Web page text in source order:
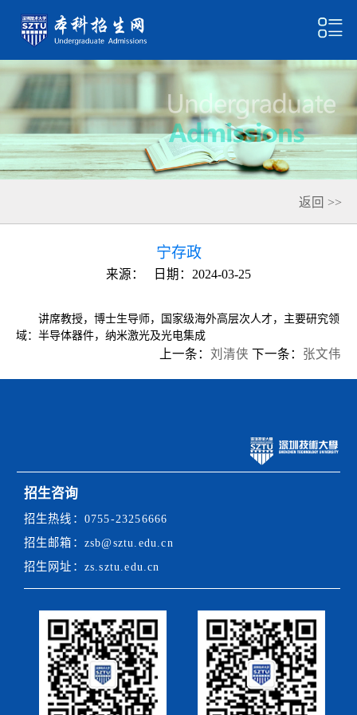
返回 >>
宁存政
来源： 日期：2024-03-25
讲席教授，博士生导师，国家级海外高层次人才，主要研究领
域：半导体器件，纳米激光及光电集成
上一条： 刘清侠 下一条： 张文伟
招生咨询
招生热线： 0755-23256666
招生邮箱： zsb@sztu.edu.cn
招生网址： zs.sztu.edu.cn